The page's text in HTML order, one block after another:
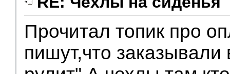
Прочитал топик про
пишут,что